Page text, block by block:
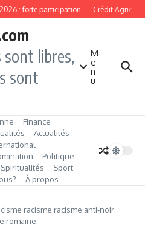
: forte participation Crédit Agricole
sont libres,
sont
M
e
n
u
Finance
Actualités
Politique
Spiritualités
Sport
À propos
racisme racisme anti-noir
romaine